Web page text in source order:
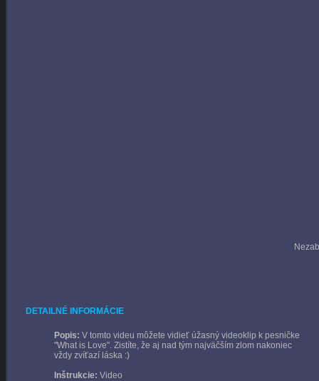
DETAILNÉ INFORMÁCIE
Popis: V tomto videu môžete vidieť úžasný videoklip k pesničke
"What is Love". Zistíte, že aj nad tým najväčším zlom nakoniec
vždy zvíťazí láska :)
Inštrukcie: Video